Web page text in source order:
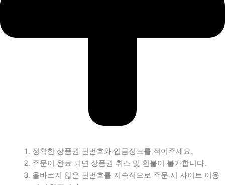
정확한 상품권 핀번호와 입금정보를 적어주세요.
주문이 완료 되면 상품권 취소 및 환불이 불가합니다.
올바르지 않은 핀번호를 지속적으로 주문 시 사이트 이용